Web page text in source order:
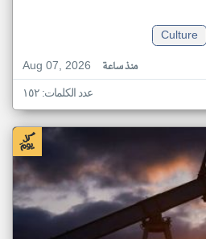
Culture
Aug 07, 2026
منذ ساعة
عدد الكلمات: ١٥٢